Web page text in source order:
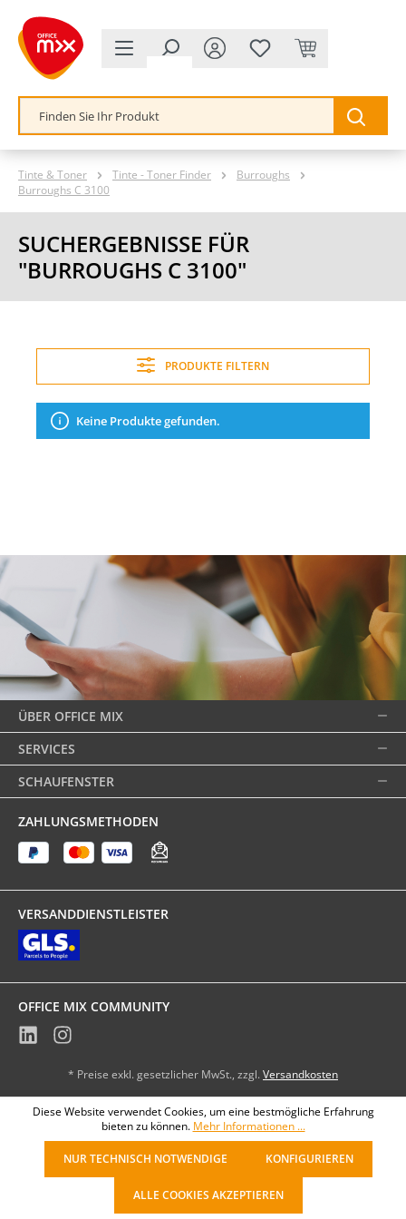
springen
Tinte & Toner Tinte - Toner Finder
Burroughs
Burroughs C 3100
SUCHERGEBNISSE FÜR
"BURROUGHS C 3100"
PRODUKTE FILTERN
Keine Produkte gefunden.
ÜBER OFFICE MIX
SERVICES
SCHAUFENSTER
ZAHLUNGSMETHODEN
VERSANDDIENSTLEISTER
OFFICE MIX COMMUNITY
* Preise exkl. gesetzlicher MwSt., zzgl. Versandkosten
Diese Website verwendet Cookies, um eine bestmögliche Erfahrung
bieten zu können. Mehr Informationen ...
NUR TECHNISCH NOTWENDIGE KONFIGURIEREN
ALLE COOKIES AKZEPTIEREN